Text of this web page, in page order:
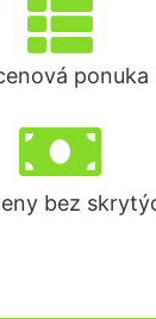
ponuka
bez